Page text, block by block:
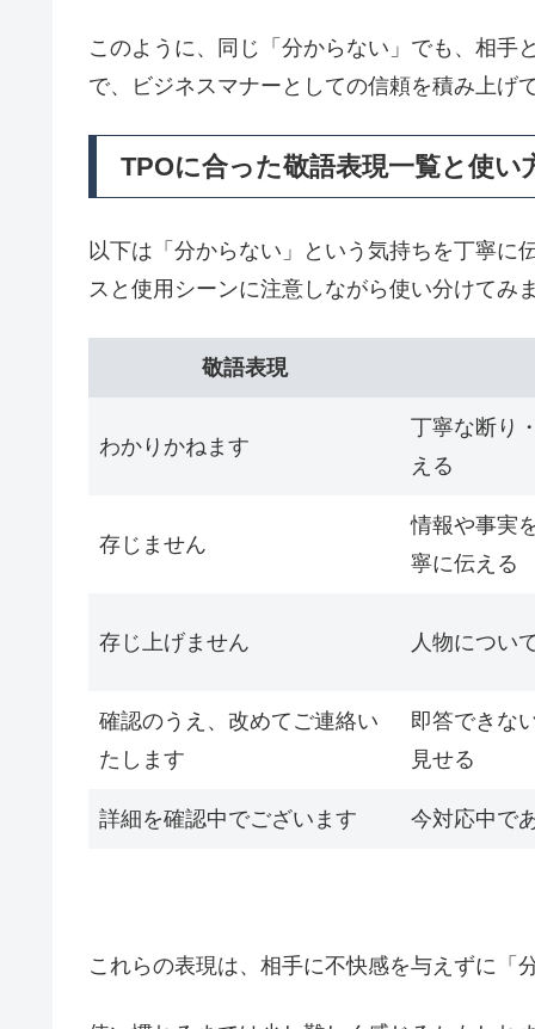
このように、同じ「分からない」でも、相手
で、ビジネスマナーとしての信頼を積み上げ
TPOに合った敬語表現一覧と使い
以下は「分からない」という気持ちを丁寧に
スと使用シーンに注意しながら使い分けてみ
敬語表現
わかりかねます
丁寧な断り
える
存じません
情報や事実
寧に伝える
存じ上げません 人物につい
確認のうえ、改めてご連絡い
たします
即答できな
見せる
詳細を確認中でございます 今対応中で
これらの表現は、相手に不快感を与えずに「